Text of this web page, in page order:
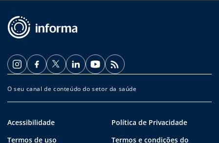
O seu canal de conteúdo do setor da saúde
Acessibilidade
Política de Privacidade
Termos de uso
Termos e condições do